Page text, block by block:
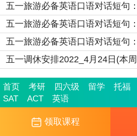
五一旅游必备英语口语对话短句
五一旅游必备英语口语对话短句
五一旅游必备英语口语对话短句
五一调休安排2022_4月24日(本
首页 考研 四六级 留学 托福
SAT
ACT 英语
领取课程